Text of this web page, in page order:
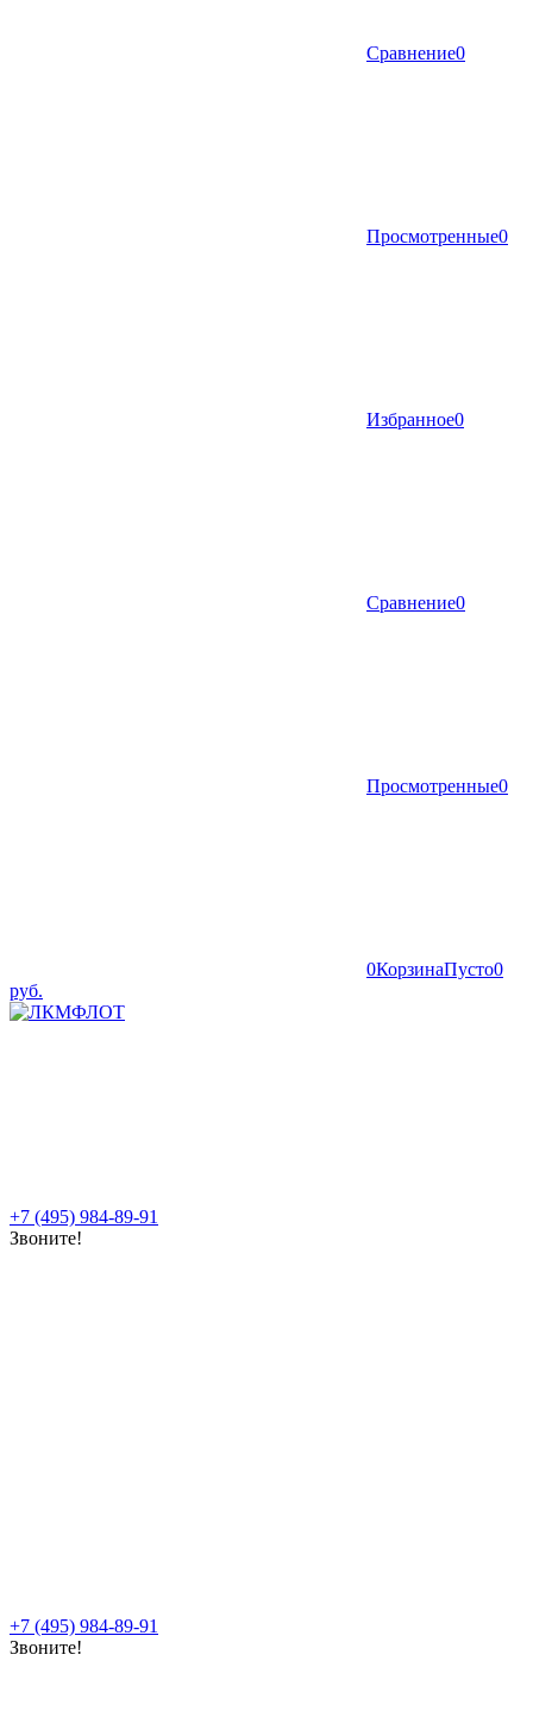
Сравнение0
Просмотренные0
Избранное0
Сравнение0
Просмотренные0
0КорзинаПусто0
руб.
+7 (495) 984-89-91
Звоните!
+7 (495) 984-89-91
Звоните!